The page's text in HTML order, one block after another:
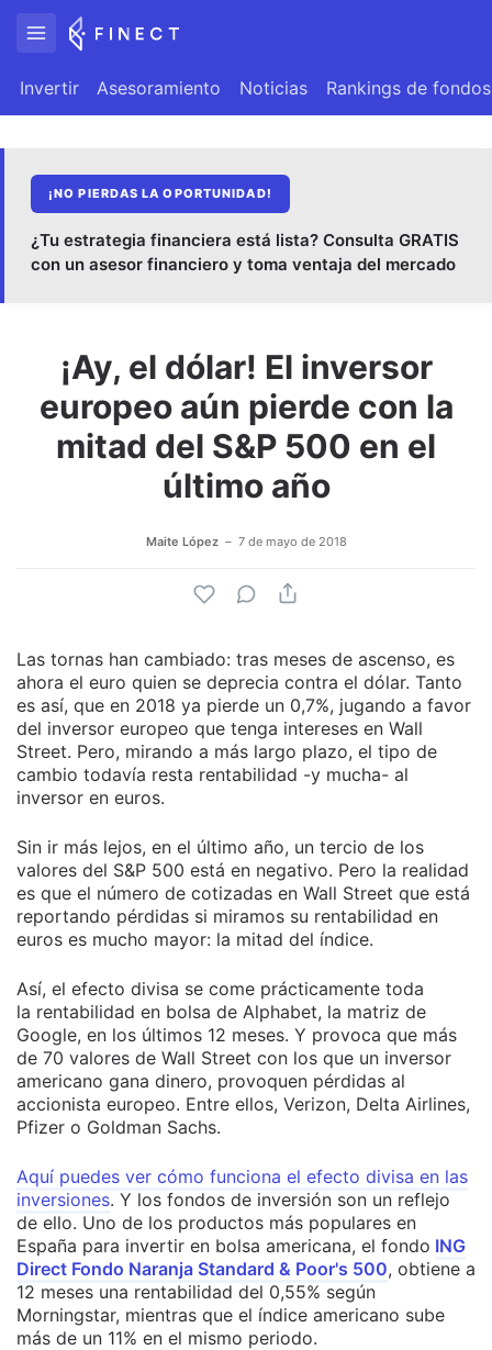
Invertir Asesoramiento Noticias Rankings de fondos
¡NO PIERDAS LA OPORTUNIDAD!
¿Tu estrategia financiera está lista? Consulta GRATIS
con un asesor financiero y toma ventaja del mercado
¡Ay, el dólar! El inversor
europeo aún pierde con la
mitad del S&P 500 en el
último año
Maite López 7 de mayo de 2018
Las tornas han cambiado: tras meses de ascenso, es
ahora el euro quien se deprecia contra el dólar. Tanto
es así, que en 2018 ya pierde un 0,7%, jugando a favor
del inversor europeo que tenga intereses en Wall
Street. Pero, mirando a más largo plazo, el tipo de
cambio todavía resta rentabilidad -y mucha- al
inversor en euros.
Sin ir más lejos, en el último año, un tercio de los
valores del S&P 500 está en negativo. Pero la realidad
es que el número de cotizadas en Wall Street que está
reportando pérdidas si miramos su rentabilidad en
euros es mucho mayor: la mitad del índice.
Así, el efecto divisa se come prácticamente toda
la rentabilidad en bolsa de Alphabet, la matriz de
Google, en los últimos 12 meses. Y provoca que más
de 70 valores de Wall Street con los que un inversor
americano gana dinero, provoquen pérdidas al
accionista europeo. Entre ellos, Verizon, Delta Airlines,
Pfizer o Goldman Sachs.
Aquí puedes ver cómo funciona el efecto divisa en las
inversiones. Y los fondos de inversión son un reflejo
de ello. Uno de los productos más populares en
España para invertir en bolsa americana, el fondo ING
Direct Fondo Naranja Standard & Poor's 500, obtiene a
12 meses una rentabilidad del 0,55% según
Morningstar, mientras que el índice americano sube
más de un 11% en el mismo periodo.